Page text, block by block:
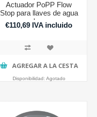
Actuador PoPP Flow
Stop para llaves de agua
o de gas
€110,69 IVA incluido
AGREGAR A LA CESTA
Disponibilidad: Agotado